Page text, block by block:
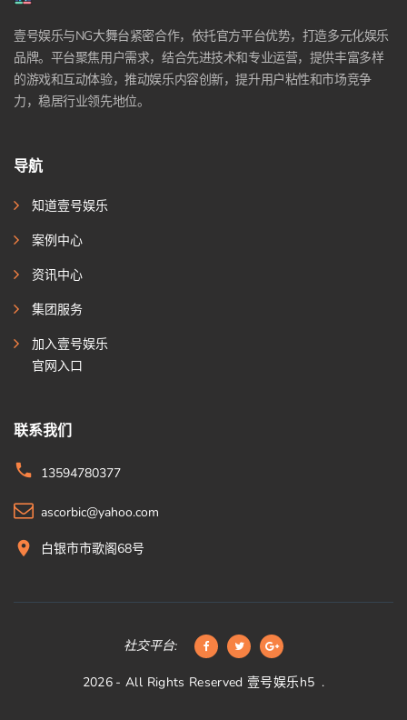
壹号娱乐与NG大舞台紧密合作，依托官方平台优势，打造多元化娱乐
品牌。平台聚焦用户需求，结合先进技术和专业运营，提供丰富多样
的游戏和互动体验，推动娱乐内容创新，提升用户粘性和市场竞争
力，稳居行业领先地位。
导航
知道壹号娱乐
案例中心
资讯中心
集团服务
加入壹号娱乐
官网入口
联系我们
13594780377
ascorbic@yahoo.com
白银市市歌阁68号
社交平台:
2026 - All Rights Reserved 壹号娱乐h5 .